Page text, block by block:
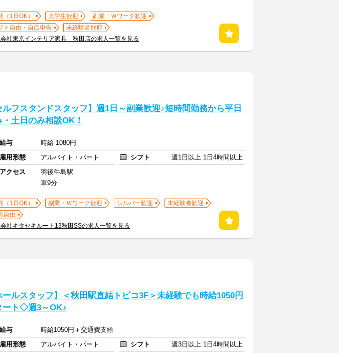
（1日OK） 大学生歓迎
副業・Ｗワーク歓迎
ト自由・自己申告
未経験者歓迎
社東京インテリア家具 秋田店の求人一覧を見る
ルフスタンドスタッフ】週1日～副業歓迎♪短時間勤務から平日
・土日のみ相談OK！
給与
時給 1080円
雇用形態
アルバイト・パート シフト
週1日以上 1日4時間以上
アクセス
羽後牛島駅
車9分
（1日OK） 副業・Ｗワーク歓迎 シルバー歓迎
未経験者歓迎
自由
社キタセキルート13秋田SSの求人一覧を見る
ールスタッフ】＜秋田駅直結トピコ3F＞未経験でも時給1050円
ート◇週3～OK♪
給与
時給1050円＋交通費支給
雇用形態
アルバイト・パート シフト
週3日以上 1日4時間以上